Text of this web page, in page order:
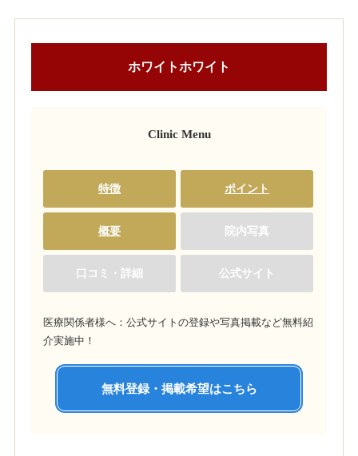
ホワイトホワイト
Clinic Menu
特徴 ポイント
概要 院内写真
口コミ・詳細 公式サイト
医療関係者様へ：公式サイトの登録や写真掲載など無料紹
介実施中！
無料登録・掲載希望はこちら